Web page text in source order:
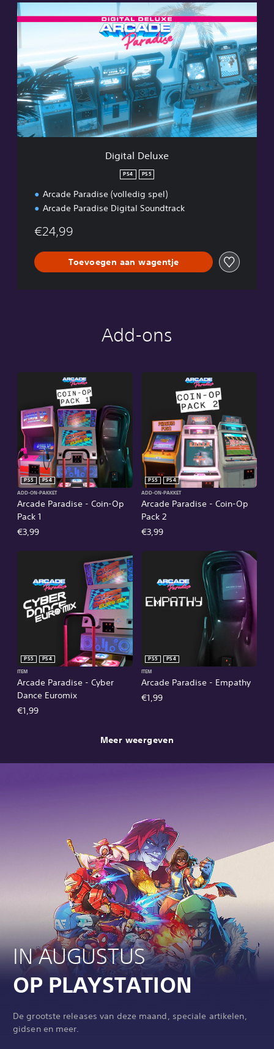
D
i
t
a
l
D
e
l
u
x
Digital Deluxe
PS4 PS5
Arcade Paradise (volledig spel)
Arcade Paradise Digital Soundtrack
€24,99
Toevoegen aan wagentje
Add-ons
Arcade Paradise - Coin-Op
Pack 1
PS5
PS4
ADD-ON-PAKKET
€3,99
Arcade Paradise - Coin-Op
Pack 2
PS5
PS4
ADD-ON-PAKKET
€3,99
Arcade Paradise - Cyber
Dance Euromix
PS5
PS4
ITEM
€1,99
Arcade Paradise - Empathy
PS5
PS4
ITEM
€1,99
Meer weergeven
IN AUGUSTUS
OP PLAYSTATION
De grootste releases van deze maand, speciale artikelen,
gidsen en meer.